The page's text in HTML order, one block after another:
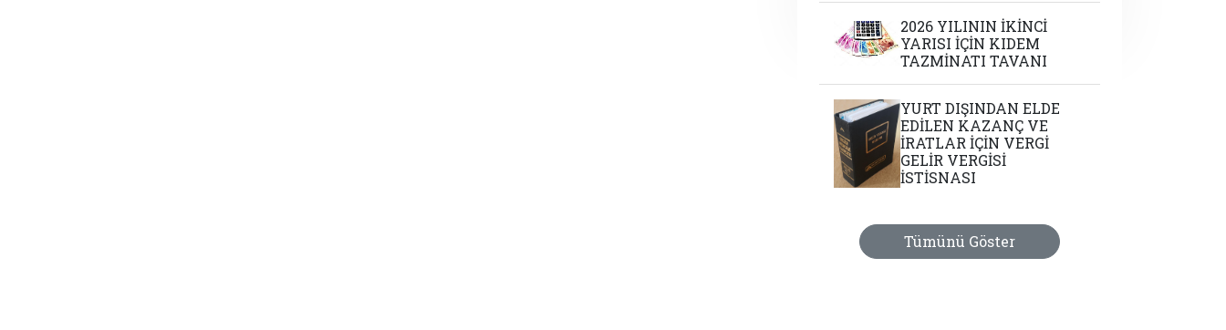
2026 YILININ İKİNCİ
YARISI İÇİN KIDEM
TAZMİNATI TAVANI
YURT DIŞINDAN ELDE
EDİLEN KAZANÇ VE
İRATLAR İÇİN VERGİ
GELİR VERGİSİ
İSTİSNASI
Tümünü Göster